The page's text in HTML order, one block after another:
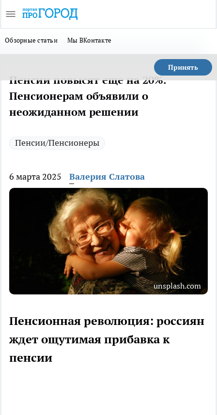
Обзорные статьи Мы ВКонтакте
Принять
Пенсии повысят еще на 20%.
Пенсионерам объявили о
неожиданном решении
Пенсии/Пенсионеры
6 марта 2025 Валерия Слатова
unsplash.com
Пенсионная революция: россиян
ждет ощутимая прибавка к
пенсии